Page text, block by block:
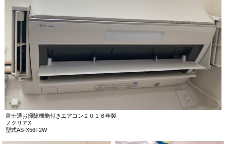
富士通お掃除機能付きエアコン２０１６年製
ノクリアX
型式AS-X56F2W